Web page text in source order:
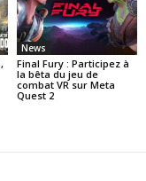
News
Final Fury : Participez à
la bêta du jeu de
combat VR sur Meta
Quest 2